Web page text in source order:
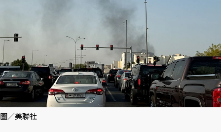
圖／美聯社